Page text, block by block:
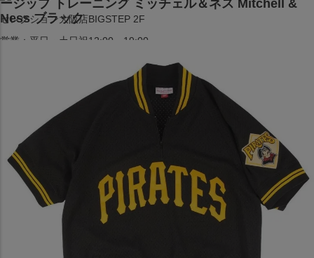
セレクション大阪店BIGSTEP 2F
営業：平日・土日祝12:00～19:00
大阪府大阪市中央区西心斎橋1丁目6番14号
TEL:06-4708-3300
MAP
SHOP
BLOG
JR水道橋駅西口店
ージップ トレーニング ミッチェル＆ネス Mitchell &
Ness ブラック